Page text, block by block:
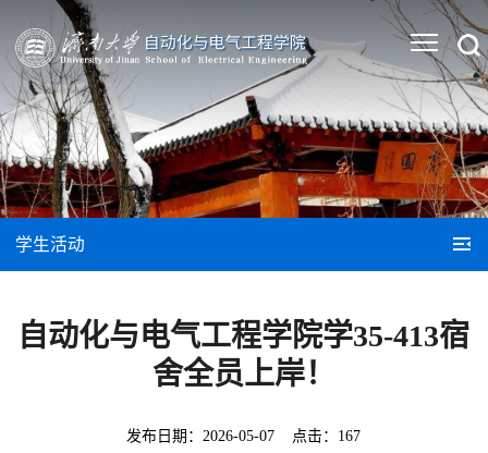
学生活动
自动化与电气工程学院学35-413宿
舍全员上岸！
发布日期：2026-05-07 点击： 167